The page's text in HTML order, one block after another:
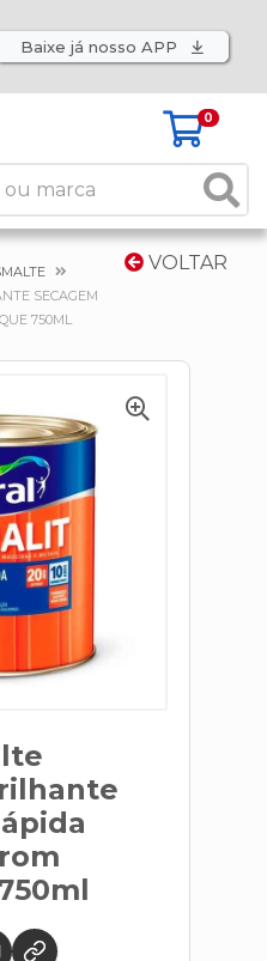
Baixe já nosso APP
0
VOLTAR
SECAGEM
750ML